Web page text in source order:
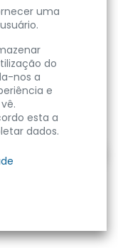
240V
uma
do
nos a
e
esta a
dados.